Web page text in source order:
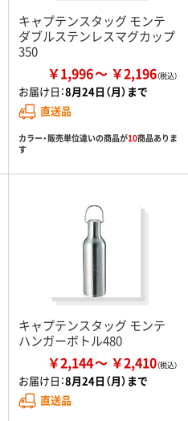
キャプテンスタッグ モンテ
ダブルステンレスマグカップ
350
￥1,996 ￥2,196
お届け日：8月24日（月）まで
直送品
カラー・販売単位違いの商品が10商品ありま
す
キャプテンスタッグ モンテ
ハンガーボトル480
￥2,144 ￥2,410
お届け日：8月24日（月）まで
直送品